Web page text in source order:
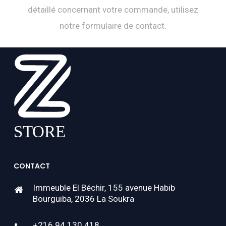
détaillé concernant votre commande, utilisez
notre formulaire de contact.
CONTACT
Immeuble El Béchir, 155 avenue Habib
Bourguiba, 2036 La Soukra